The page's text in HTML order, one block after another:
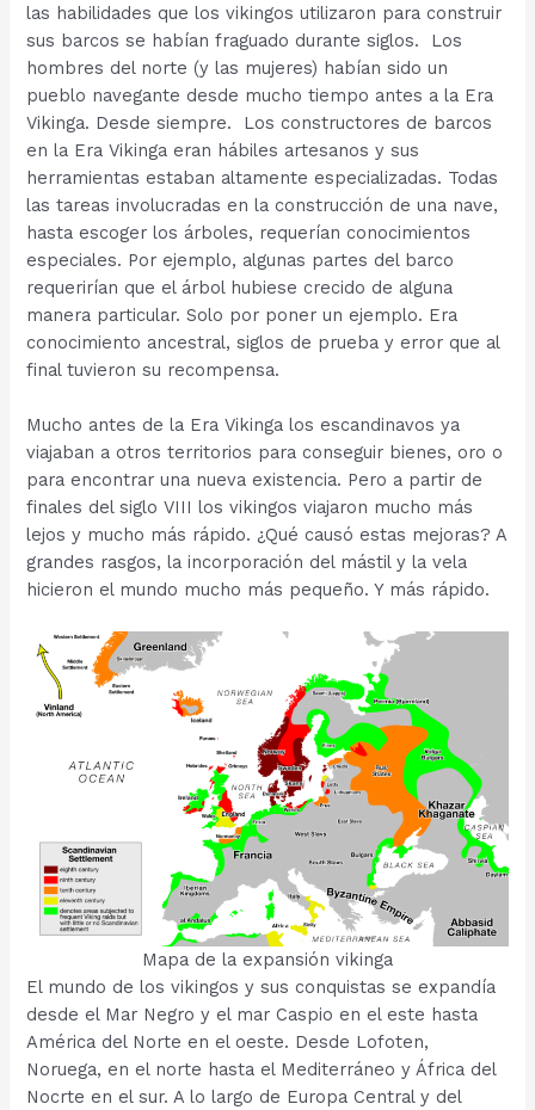
las habilidades que los vikingos utilizaron para construir
sus barcos se habían fraguado durante siglos. Los
hombres del norte (y las mujeres) habían sido un
pueblo navegante desde mucho tiempo antes a la Era
Vikinga. Desde siempre. Los constructores de barcos
en la Era Vikinga eran hábiles artesanos y sus
herramientas estaban altamente especializadas. Todas
las tareas involucradas en la construcción de una nave,
hasta escoger los árboles, requerían conocimientos
especiales. Por ejemplo, algunas partes del barco
requerirían que el árbol hubiese crecido de alguna
manera particular. Solo por poner un ejemplo. Era
conocimiento ancestral, siglos de prueba y error que al
final tuvieron su recompensa.
Mucho antes de la Era Vikinga los escandinavos ya
viajaban a otros territorios para conseguir bienes, oro o
para encontrar una nueva existencia. Pero a partir de
finales del siglo VIII los vikingos viajaron mucho más
lejos y mucho más rápido. ¿Qué causó estas mejoras? A
grandes rasgos, la incorporación del mástil y la vela
hicieron el mundo mucho más pequeño. Y más rápido.
Mapa de la expansión vikinga
El mundo de los vikingos y sus conquistas se expandía
desde el Mar Negro y el mar Caspio en el este hasta
América del Norte en el oeste. Desde Lofoten,
Noruega, en el norte hasta el Mediterráneo y África del
Nocrte en el sur. A lo largo de Europa Central y del